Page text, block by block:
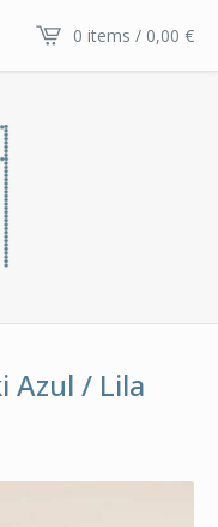
0 items / 0,00 €
Azul / Lila